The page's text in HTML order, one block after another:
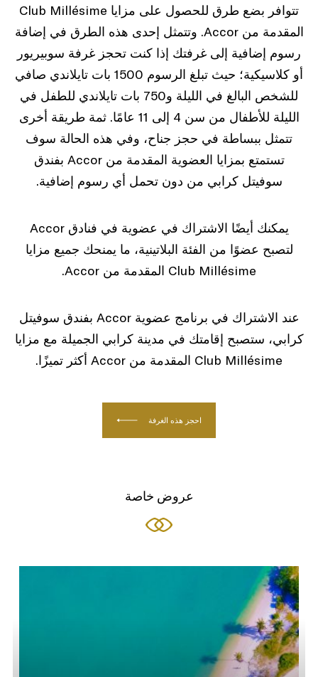
تتوافر بضع طرق للحصول على مزايا Club Millésime
المقدمة من Accor. وتتمثل إحدى هذه الطرق في إضافة
رسوم إضافية إلى غرفتك إذا كنت تحجز غرفة سوبيريور
أو كلاسيكية؛ حيث تبلغ الرسوم 1500 بات تايلاندي صافي
للشخص البالغ في الليلة و750 بات تايلاندي للطفل في
الليلة للأطفال من سن 4 إلى 11 عامًا. ثمة طريقة أخرى
تتمثل ببساطة في حجز جناح، وفي هذه الحالة سوف
تستمتع بمزايا العضوية المقدمة من Accor بفندق
سوفيتل كرابي من دون تحمل أي رسوم إضافية.
يمكنك أيضًا الاشتراك في عضوية في فنادق Accor
لتصبح عضوًا من الفئة البلاتينية، ما يمنحك جميع مزايا
Club Millésime المقدمة من Accor.
عند الاشتراك في برنامج عضوية Accor بفندق سوفيتل
كرابي، ستصبح إقامتك في مدينة كرابي الجميلة مع مزايا
Club Millésime المقدمة من Accor أكثر تميزًا.
احجز هذه الغرفة
عروض خاصة